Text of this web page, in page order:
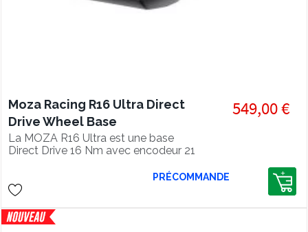
Moza Racing R16 Ultra Direct
Drive Wheel Base
La MOZA R16 Ultra est une base
Direct Drive 16 Nm avec encodeur 21
double éclairage RGB pour PC.
549,00 €
PRÉCOMMANDE